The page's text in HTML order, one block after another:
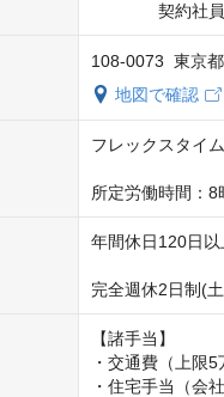
契約社員：年
108-0073 東京
地図で確認
フレックスタイ
所定労働時間：8
年間休日120日以
完全週休2日制(
【諸手当】
・交通費（上限5
・住宅手当（会